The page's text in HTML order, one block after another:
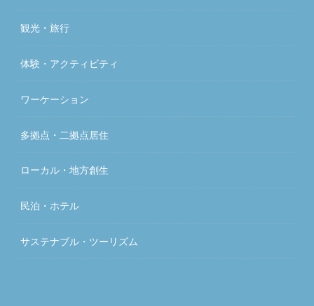
観光・旅行
体験・アクティビティ
ワーケーション
多拠点・二拠点居住
ローカル・地方創生
民泊・ホテル
サステナブル・ツーリズム